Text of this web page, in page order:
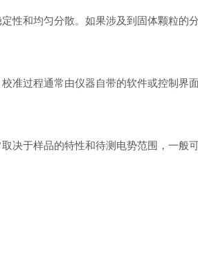
和均匀分散。如果涉及到固体颗粒的
过程通常由仪器自带的软件或控制界
于样品的特性和待测电势范围，一般